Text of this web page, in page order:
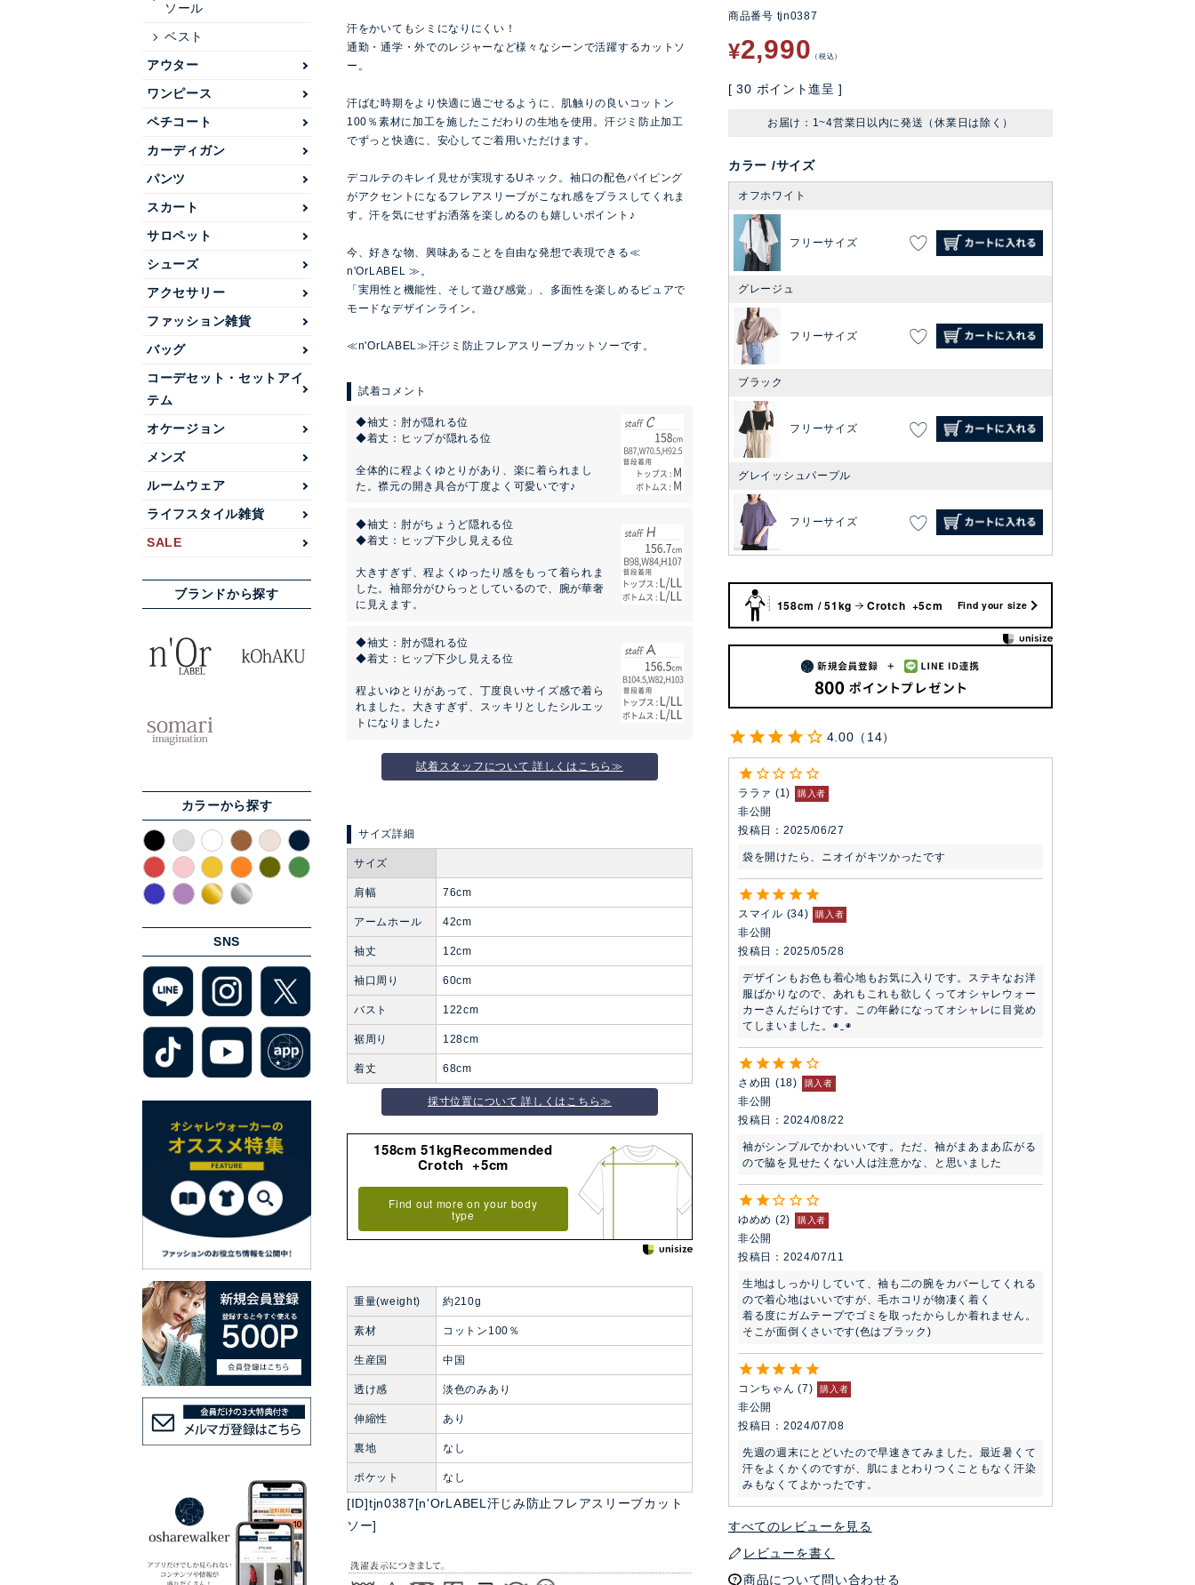
ソール
ベスト
アウター
ワンピース
ペチコート
カーディガン
パンツ
スカート
サロペット
シューズ
アクセサリー
ファッション雑貨
バッグ
コーデセット・セットアイ
テム
オケージョン
メンズ
ルームウェア
ライフスタイル雑貨
SALE
ブランドから探す
カラーから探す
SNS
商品番号 tjn0387
¥2,990 税込
[ 30 ポイント進呈 ]
お届け：1~4営業日以内に発送（休業日は除く）
カラー サイズ
オフホワイト
フリーサイズ
グレージュ
フリーサイズ
ブラック
フリーサイズ
グレイッシュパープル
フリーサイズ
158cm / 51kg Crotch +5cm Find your size
4.00 14
ララァ 1 購入者
非公開
投稿日
2025/06/27
スマイル 34 購入者
非公開
投稿日
2025/05/28
デザインもお色も着心地もお気に入りです。ステキなお洋
服ばかりなので、あれもこれも欲しくってオシャレウォー
カーさんだらけです。この年齢になってオシャレに目覚め
てしまいました。◉⁠‿⁠◉
さめ田 18 購入者
非公開
投稿日
2024/08/22
袖がシンプルでかわいいです。ただ、袖がまあまあ広がる
ので脇を見せたくない人は注意かな、と思いました
ゆめめ 2 購入者
非公開
投稿日
2024/07/11
生地はしっかりしていて、袖も二の腕をカバーしてくれる
ので着心地はいいですが、毛ホコリが物凄く着く
着る度にガムテープでゴミを取ったからしか着れません。
そこが面倒くさいです(色はブラック)
コンちゃん 7 購入者
非公開
投稿日
2024/07/08
先週の週末にとどいたので早速きてみました。最近暑くて
汗をよくかくのですが、肌にまとわりつくこともなく汗染
みもなくてよかったです。
すべてのレビューを見る
レビューを書く
商品について問い合わせる
汗をかいてもシミになりにくい！
通勤・通学・外でのレジャーなど様々なシーンで活躍するカットソ
ー。
汗ばむ時期をより快適に過ごせるように、肌触りの良いコットン
100％素材に加工を施したこだわりの生地を使用。汗ジミ防止加工
でずっと快適に、安心してご着用いただけます。
デコルテのキレイ見せが実現するUネック。袖口の配色パイピング
がアクセントになるフレアスリーブがこなれ感をプラスしてくれま
す。汗を気にせずお洒落を楽しめるのも嬉しいポイント♪
今、好きな物、興味あることを自由な発想で表現できる≪
n'OrLABEL ≫。
「実用性と機能性、そして遊び感覚」、多面性を楽しめるピュアで
モードなデザインライン。
≪n'OrLABEL≫汗ジミ防止フレアスリーブカットソーです。
◆袖丈：肘が隠れる位
◆着丈：ヒップが隠れる位
全体的に程よくゆとりがあり、楽に着られまし
た。襟元の開き具合が丁度よく可愛いです♪
◆袖丈：肘がちょうど隠れる位
◆着丈：ヒップ下少し見える位
大きすぎず、程よくゆったり感をもって着られま
した。袖部分がひらっとしているので、腕が華奢
に見えます。
◆袖丈：肘が隠れる位
◆着丈：ヒップ下少し見える位
程よいゆとりがあって、丁度良いサイズ感で着ら
れました。大きすぎず、スッキリとしたシルエッ
トになりました♪
試着スタッフについて 詳しくはこちら≫
サイズ
肩幅 76cm
アームホール 42cm
袖丈 12cm
袖口周り 60cm
バスト 122cm
裾周り 128cm
着丈 68cm
採寸位置について 詳しくはこちら≫
158cm 51kgRecommended
Crotch +5cm
Find out more on your body
type
重量(weight) 約210g
素材 コットン100％
生産国 中国
透け感 淡色のみあり
伸縮性 あり
裏地 なし
ポケット なし
[ID]tjn0387[n'OrLABEL汗じみ防止フレアスリーブカット
ソー]